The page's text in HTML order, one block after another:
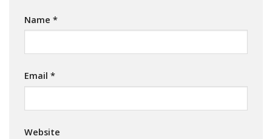
Name *
Email *
Website